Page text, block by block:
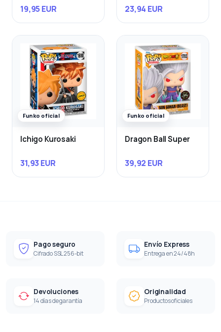
19,95 EUR 23,94 EUR
Funko oficial
Ichigo Kurosaki
31,93 EUR
Funko oficial
Dragon Ball Super
39,92 EUR
Pago seguro
Cifrado SSL 256-bit
Envío Express
Entrega en 24/48h
Devoluciones
14 días de garantía
Originalidad
Productos oficiales